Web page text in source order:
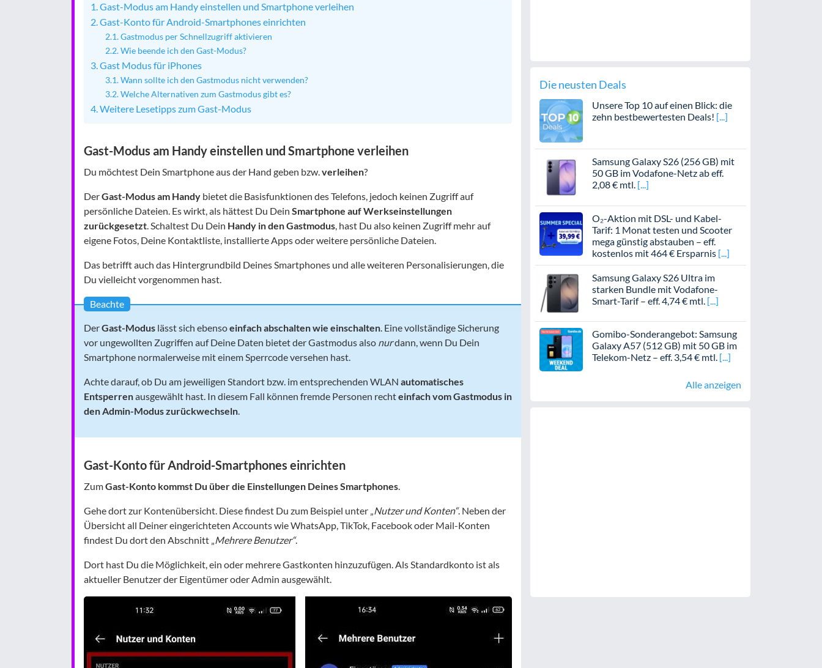
Gast-Modus am Handy einstellen und Smartphone verleihen
Gast-Konto für Android-Smartphones einrichten
Gastmodus per Schnellzugriff aktivieren
Wie beende ich den Gast-Modus?
Gast Modus für iPhones
Wann sollte ich den Gastmodus nicht verwenden?
Welche Alternativen zum Gastmodus gibt es?
Weitere Lesetipps zum Gast-Modus
Gast-Modus am Handy einstellen und Smartphone verleihen
Du möchtest Dein Smartphone aus der Hand geben bzw.verleihen?
DerGast-Modus am Handy bietet die Basisfunktionen des Telefons, jedoch keinen Zugriff auf
persönliche Dateien. Es wirkt, als hättest Du Dein Smartphone auf Werkseinstellungen
zurückgesetzt. Schaltest Du Dein Handy in den Gastmodus, hast Du also keinen Zugriff mehr auf
eigene Fotos, Deine Kontaktliste, installierte Apps oder weitere persönliche Dateien.
Das betrifft auch das Hintergrundbild Deines Smartphones und alle weiteren Personalisierungen, die
Du vielleicht vorgenommen hast.
Beachte
DerGast-Modus lässt sich ebensoeinfach abschalten wie einschalten. Eine vollständige Sicherung
vor ungewollten Zugriffen auf Deine Daten bietet der Gastmodus also nurdann, wenn Du Dein
Smartphone normalerweise mit einem Sperrcode versehen hast.
Achte darauf, ob Du am jeweiligen Standort bzw. im entsprechenden WLAN automatisches
Entsperrenausgewählt hast. In diesem Fall können fremde Personen rechteinfach vom Gastmodus in
den Admin-Modus zurückwechseln.
Gast-Konto für Android-Smartphones einrichten
ZumGast-Konto kommst Du über die Einstellungen Deines Smartphones.
Gehe dort zur Kontenübersicht. Diese findest Du zum Beispiel unter „Nutzer und Konten“. Neben der
Übersicht all Deiner eingerichteten Accounts wie WhatsApp, TikTok, Facebook oder Mail-Konten
findest Du dort den Abschnitt „Mehrere Benutzer“.
Dort hast Du die Möglichkeit, ein oder mehrere Gastkonten hinzuzufügen. Als Standardkonto ist als
aktueller Benutzer der Eigentümer oder Admin ausgewählt.
Die neusten Deals
Unsere Top 10 auf einen Blick: die
zehn bestbewertesten Deals!
Samsung Galaxy S26 (256 GB) mit
50 GB im Vodafone-Netz ab eff.
2,08 € mtl.
O₂-Aktion mit DSL- und Kabel-
Tarif: 1 Monat testen und Scooter
mega günstig abstauben – eff.
kostenlos mit 464 € Ersparnis
Samsung Galaxy S26 Ultra im
starken Bundle mit Vodafone-
Smart-Tarif – eff. 4,74 € mtl.
Gomibo-Sonderangebot: Samsung
Galaxy A57 (512 GB) mit 50 GB im
Telekom-Netz – eff. 3,54 € mtl.
Alle anzeigen